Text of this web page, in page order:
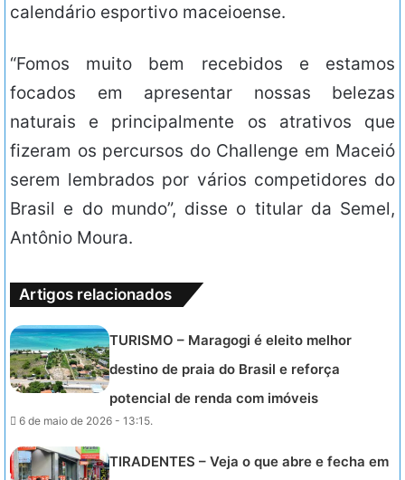
calendário esportivo maceioense.
“Fomos muito bem recebidos e estamos
focados em apresentar nossas belezas
naturais e principalmente os atrativos que
fizeram os percursos do Challenge em Maceió
serem lembrados por vários competidores do
Brasil e do mundo”, disse o titular da Semel,
Antônio Moura.
Artigos relacionados
TURISMO – Maragogi é eleito melhor
destino de praia do Brasil e reforça
potencial de renda com imóveis
6 de maio de 2026 - 13:15.
TIRADENTES – Veja o que abre e fecha em